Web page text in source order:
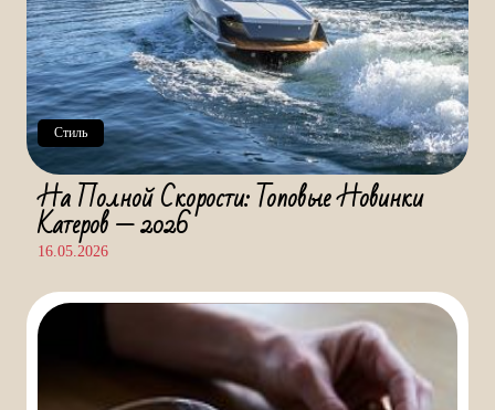
Стиль
На Полной Скорости: Топовые Новинки
Катеров — 2026
16.05.2026